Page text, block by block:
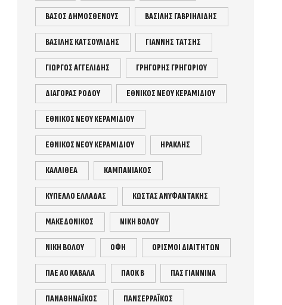
ΒΆΣΟΣ ΔΗΜΟΣΘΕΝΟΥΣ ΒΑΣΙΛΗΣ ΓΑΒΡΙΗΛΙΔΗΣ
ΒΑΣΙΛΗΣ ΚΑΤΣΟΥΛΙΔΗΣ ΓΙΑΝΝΗΣ ΤΑΤΣΗΣ
ΓΙΩΡΓΟΣ ΑΓΓΕΛΙΔΗΣ ΓΡΗΓΟΡΗΣ ΓΡΗΓΟΡΙΟΥ
ΔΙΑΓΟΡΑΣ ΡΟΔΟΥ ΕΘΝΙΚΟΣ ΝΕΟΥ ΚΕΡΑΜΙΔΙΟΥ
ΕΘΝΙΚΌΣ ΝΈΟΥ ΚΕΡΑΜΙΔΊΟΥ
ΕΘΝΙΚΌΣ ΝΕΟΥ ΚΕΡΑΜΙΔΙΟΥ ΗΡΑΚΛΗΣ
ΚΑΛΛΙΘΕΑ ΚΑΜΠΑΝΙΑΚΟΣ
ΚΥΠΕΛΛΟ ΕΛΛΑΔΑΣ ΚΩΣΤΑΣ ΑΝΥΦΑΝΤΑΚΗΣ
ΜΑΚΕΔΟΝΙΚΟΣ ΝΊΚΗ ΒΌΛΟΥ
ΝΙΚΗ ΒΟΛΟΥ ΟΦΗ ΟΡΙΣΜΟΙ ΔΙΑΙΤΗΤΩΝ
ΠΑΕ ΑΟ ΚΑΒΑΛΑ ΠΑΟΚ Β ΠΑΣ ΓΙΑΝΝΙΝΑ
ΠΑΝΑΘΗΝΑΪΚΟΣ ΠΑΝΣΕΡΡΑΪΚΟΣ